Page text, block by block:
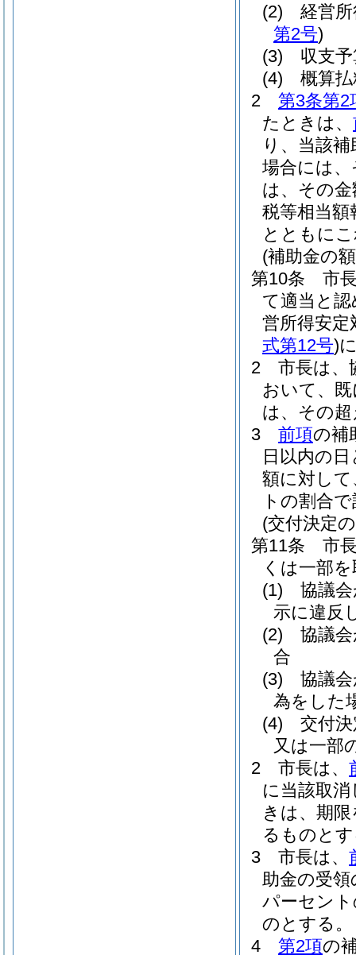
(2)
経営
第2号)
(3)
収支
(4)
概算
2
第3条第2
たときは、
り、当該
場合には
は、その
税等相当額
とともに
(補助金の
第10条
市
て適当と
営所得安定
式第12号)
2
市長は、
おいて、
は、その
3
前項の補
日以内の
額に対し
トの割合
(交付決定
第11条
市
くは一部
(1)
協議
示に違反
(2)
協議
合
(3)
協議
為をした
(4)
交付
又は一部
2
市長は、
に当該取
きは、期
るものと
3
市長は、
助金の受
パーセン
のとする。
4
第2項の